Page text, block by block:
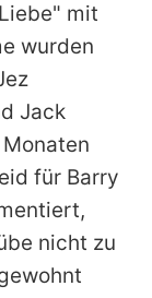
mit
wurden
Jack
für Barry
nicht zu